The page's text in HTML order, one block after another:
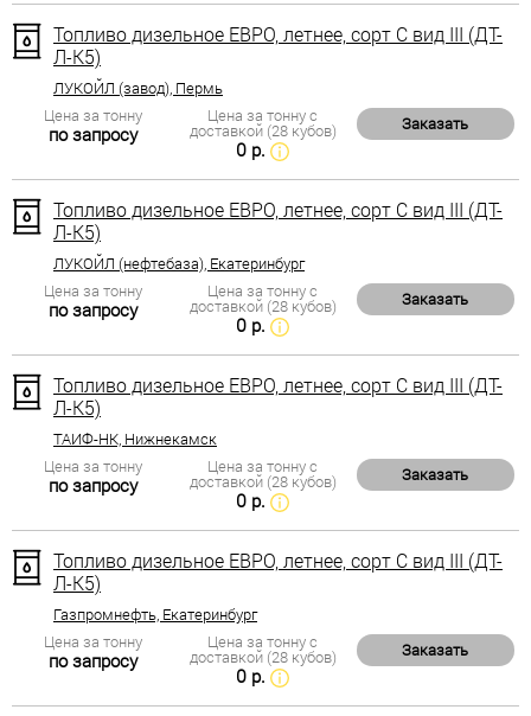
Топливо дизельное ЕВРО, летнее, сорт С вид III (ДТ-
Л-К5)
ЛУКОЙЛ (завод), Пермь
Цена за тонну
по запросу
Цена за тонну с
доставкой (28 кубов)
0 р.
Заказать
Топливо дизельное ЕВРО, летнее, сорт С вид III (ДТ-
Л-К5)
ЛУКОЙЛ (нефтебаза), Екатеринбург
Цена за тонну
по запросу
Цена за тонну с
доставкой (28 кубов)
0 р.
Заказать
Топливо дизельное ЕВРО, летнее, сорт С вид III (ДТ-
Л-К5)
ТАИФ-НК, Нижнекамск
Цена за тонну
по запросу
Цена за тонну с
доставкой (28 кубов)
0 р.
Заказать
Топливо дизельное ЕВРО, летнее, сорт С вид III (ДТ-
Л-К5)
Газпромнефть, Екатеринбург
Цена за тонну
по запросу
Цена за тонну с
доставкой (28 кубов)
0 р.
Заказать